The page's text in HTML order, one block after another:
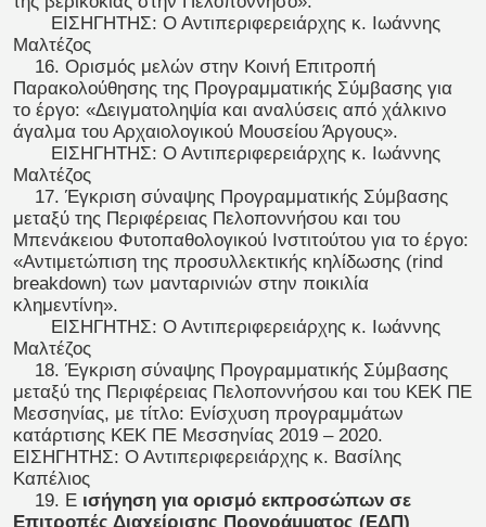
ΕΙΣΗΓΗΤΗΣ: Ο Αντιπεριφερειάρχης κ. Ιωάννης
Μαλτέζος
16. Ορισμός μελών στην Κοινή Επιτροπή
Παρακολούθησης της Προγραμματικής Σύμβασης για
το έργο: «Δειγματοληψία και αναλύσεις από χάλκινο
άγαλμα του Αρχαιολογικού Μουσείου Άργους».
ΕΙΣΗΓΗΤΗΣ: Ο Αντιπεριφερειάρχης κ. Ιωάννης
Μαλτέζος
17. Έγκριση σύναψης Προγραμματικής Σύμβασης
μεταξύ της Περιφέρειας Πελοποννήσου και του
Μπενάκειου Φυτοπαθολογικού Ινστιτούτου για το έργο:
«Αντιμετώπιση της προσυλλεκτικής κηλίδωσης (rind
breakdown) των μανταρινιών στην ποικιλία
κλημεντίνη».
ΕΙΣΗΓΗΤΗΣ: Ο Αντιπεριφερειάρχης κ. Ιωάννης
Μαλτέζος
18. Έγκριση σύναψης Προγραμματικής Σύμβασης
μεταξύ της Περιφέρειας Πελοποννήσου και του ΚΕΚ ΠΕ
Μεσσηνίας, με τίτλο: Ενίσχυση προγραμμάτων
κατάρτισης ΚΕΚ ΠΕ Μεσσηνίας 2019 – 2020.
ΕΙΣΗΓΗΤΗΣ: Ο Αντιπεριφερειάρχης κ. Βασίλης
Καπέλιος
19. Ε ισήγηση για ορισμό εκπροσώπων σε
Επιτροπές Διαχείρισης Προγράμματος (ΕΔΠ)